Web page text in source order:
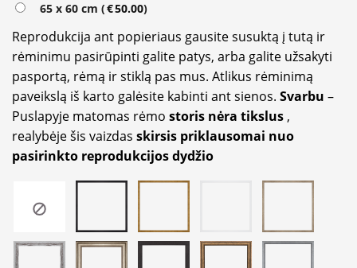
65 x 60 cm (€50.00)
Reprodukcija ant popieriaus gausite susuktą į tutą ir
rėminimu pasirūpinti galite patys, arba galite užsakyti
pasportą, rėmą ir stiklą pas mus. Atlikus rėminimą
paveikslą iš karto galėsite kabinti ant sienos. Svarbu –
Puslapyje matomas rėmo storis nėra tikslus ,
realybėje šis vaizdas skirsis priklausomai nuo
pasirinkto reprodukcijos dydžio